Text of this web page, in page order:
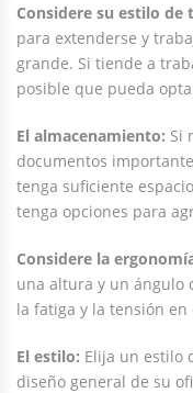
Considere su estilo de
para extenderse y
grande. Si tiende a
posible que pueda
El almacenamiento: Si
documentos
tenga suficiente
tenga opciones para
Considere la
una altura y un ángulo
la fatiga y la tensión
El estilo: Elija un estilo
diseño general de su